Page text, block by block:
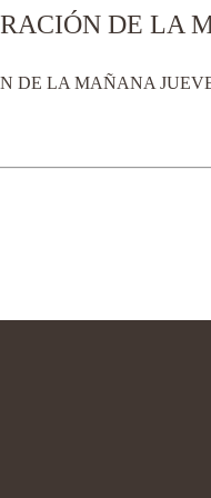
DE LA
DE LA MAÑANA